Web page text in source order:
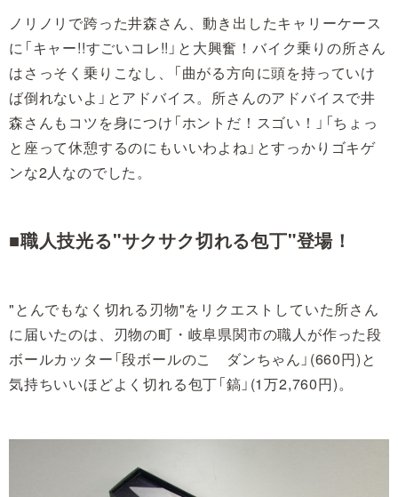
ノリノリで跨った井森さん、動き出したキャリーケース
に「キャー!!すごいコレ!!」と大興奮！バイク乗りの所さん
はさっそく乗りこなし、「曲がる方向に頭を持っていけ
ば倒れないよ」とアドバイス。所さんのアドバイスで井
森さんもコツを身につけ「ホントだ！スゴい！」「ちょっ
と座って休憩するのにもいいわよね」とすっかりゴキゲ
ンな2人なのでした。
■職人技光る"サクサク切れる包丁"登場！
"とんでもなく切れる刃物"をリクエストしていた所さん
に届いたのは、刃物の町・岐阜県関市の職人が作った段
ボールカッター「段ボールのこ ダンちゃん」(660円)と
気持ちいいほどよく切れる包丁「鎬」(1万2,760円)。